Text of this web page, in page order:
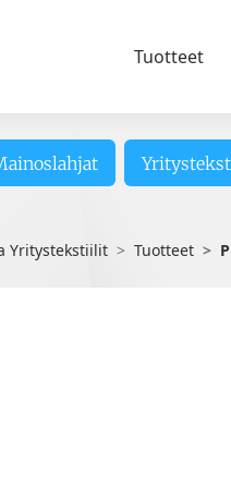
Tuotteet
Yritystekstiilit Tuotteet